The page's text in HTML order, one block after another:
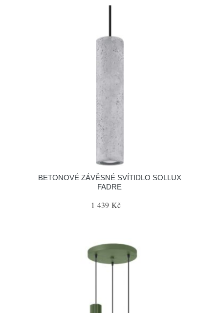
BETONOVÉ ZÁVĚSNÉ SVÍTIDLO SOLLUX
FADRE
1 439 Kč